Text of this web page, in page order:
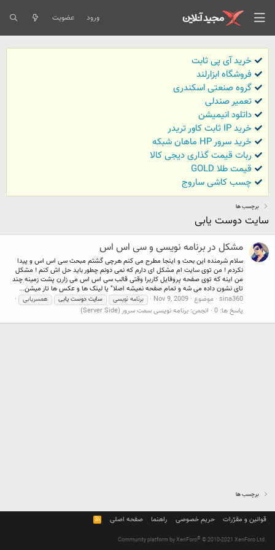
ورود عضویت
خرید آی پی ثابت
فروشگاه ابزارلند
گروه صنعتی اسکندری
تعمیر صندلی
داتلود انیمیشن
خرید IP ثابت کاور تریدر
خرید سرور HP ماهان شبکه
ربات قیمت گذاری دیجی کالا
قیمت طلا GOLD
چسب کاشی ساروج
برچسب ها
سایت دوست یابی
مشکل در برنامه نویسی و سی اس اس
سلام شرمنده این بحث و اینجا مطرح می کنم هرچی گشتم مبحث سی اس اس و پیدا
نکردم ! من توی سایت ام مشکل ای دارم که نمی دونم چطور باید حل اش کنم ! مشکل
من اینه که توی صفحه پروفایل کاربرا وقتی قالب سی اس اس می زارن پشت زمینه چند
تای نشون داده می شه و تمام صفحه نمیشه اصلا" یا لینک ها و عکس ها تار میشن...
sina360 موضوع Nov 9, 2009 برنامه نویسی سایت دوست یابی همسریابی
پاسخ ها: 0 انجمن: برنامه نویسی سمت سرور (Server Side)
برچسب ها
قوانین و مقرّرات حریم خصوصی راهنما صفحه اصلی
R
S
Community platform by XenForo® © 2010-2021 XenForo Ltd.